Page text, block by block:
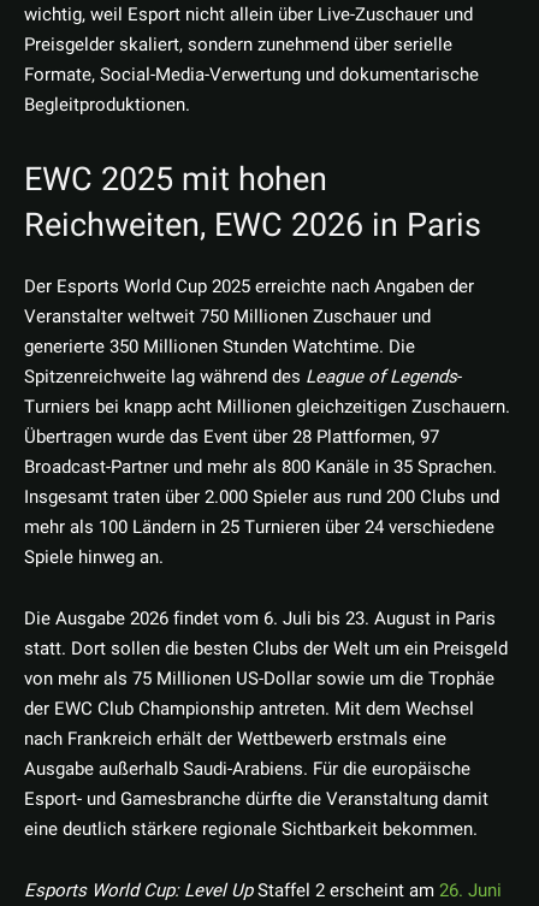
wichtig, weil Esport nicht allein über Live-Zuschauer und
Preisgelder skaliert, sondern zunehmend über serielle
Formate, Social-Media-Verwertung und dokumentarische
Begleitproduktionen.
EWC 2025 mit hohen
Reichweiten, EWC 2026 in Paris
Der Esports World Cup 2025 erreichte nach Angaben der
Veranstalter weltweit 750 Millionen Zuschauer und
generierte 350 Millionen Stunden Watchtime. Die
Spitzenreichweite lag während des League of Legends-
Turniers bei knapp acht Millionen gleichzeitigen Zuschauern.
Übertragen wurde das Event über 28 Plattformen, 97
Broadcast-Partner und mehr als 800 Kanäle in 35 Sprachen.
Insgesamt traten über 2.000 Spieler aus rund 200 Clubs und
mehr als 100 Ländern in 25 Turnieren über 24 verschiedene
Spiele hinweg an.
Die Ausgabe 2026 findet vom 6. Juli bis 23. August in Paris
statt. Dort sollen die besten Clubs der Welt um ein Preisgeld
von mehr als 75 Millionen US-Dollar sowie um die Trophäe
der EWC Club Championship antreten. Mit dem Wechsel
nach Frankreich erhält der Wettbewerb erstmals eine
Ausgabe außerhalb Saudi-Arabiens. Für die europäische
Esport- und Gamesbranche dürfte die Veranstaltung damit
eine deutlich stärkere regionale Sichtbarkeit bekommen.
Esports World Cup: Level UpStaffel 2 erscheint am26. Juni